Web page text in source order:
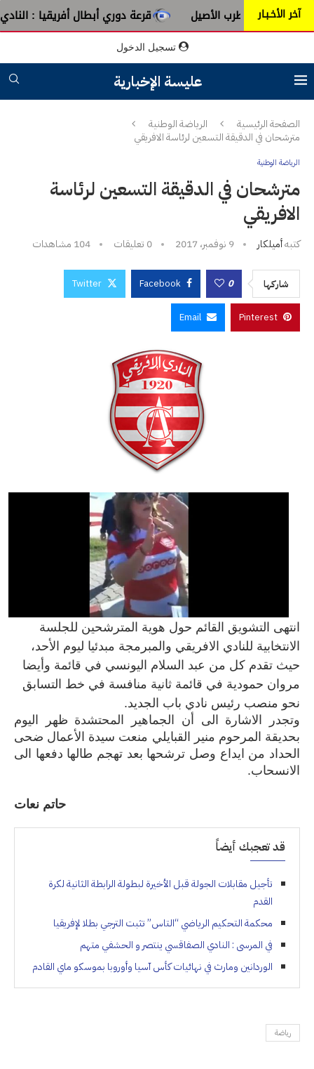
آخر الأخـبـار
عبق الطرب الأصيل قرعة دوري أبطال أفريقيا : النادي
تسجيل الدخول
عليسة الإخبارية
الصفحة الرئيسية
الرياضة الوطنية
مترشحان في الدقيقة التسعين لرئاسة الافريقي
الرياضة الوطنية
مترشحان في الدقيقة التسعين لرئاسة
الافريقي
كتبهأميلكار 9 نوفمبر، 2017 0 تعليقات 104 مشاهدات
شاركها 0
Facebook
Twitter
Pinterest
Email
انتهى التشويق القائم حول هوية المترشحين للجلسة
الانتخابية للنادي الافريقي والمبرمجة مبدئيا ليوم الأحد،
حيث تقدم كل من عبد السلام اليونسي في قائمة وأيضا
مروان حمودية في قائمة ثانية منافسة في خط التسابق
نحو منصب رئيس نادي باب الجديد.
وتجدر الاشارة الى أن الجماهير المحتشدة ظهر اليوم
بحديقة المرحوم منير القبايلي منعت سيدة الأعمال ضحى
الحداد من ايداع وصل ترشحها بعد تهجم طالها دفعها الى
الانسحاب.
حاتم نعات
قد تعجبك أيضاً
تأجيل مقابلات الجولة قبل الأخيرة لبطولة الرابطة الثانية لكرة
القدم
محكمة التحكيم الرياضي “التاس” تثبت الترجي بطلا لإفريقيا
في المرسى : النادي الصفاقسي ينتصر و الحشفي متهم
الوردانين ومارث في نهائيات كأس آسيا وأوروبا بموسكو ماي القادم
رياضة